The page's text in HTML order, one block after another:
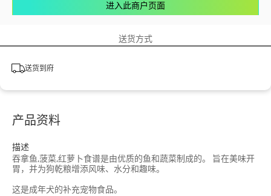
进入此商户页面
送货方式
送货到府
产品资料
描述
吞拿鱼,菠菜,红萝卜食谱是由优质的鱼和蔬菜制成的。 旨在美味开
胃，并为狗乾粮增添风味、水分和趣味。
这是成年犬的补充宠物食品。